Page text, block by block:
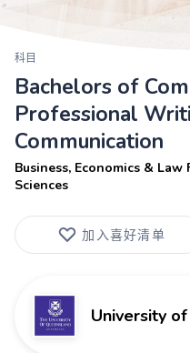
科目
Bachelors of
Professional
Communication
Business, Economics &
Sciences
加入喜好清单
University